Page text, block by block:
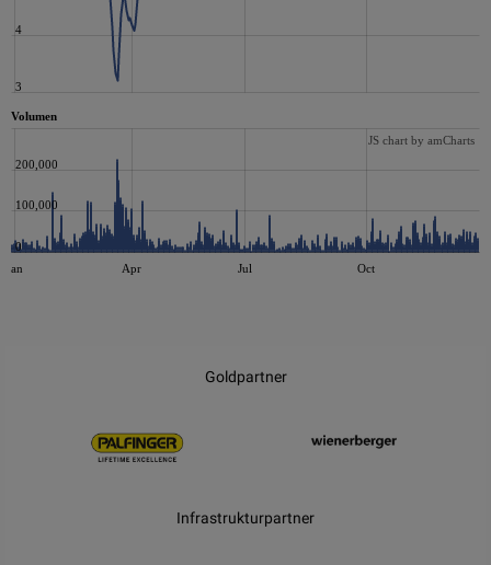
3
4
Volumen
Jan Apr Jul Oct
0
100,000
200,000
JS chart by amCharts
Goldpartner
Infrastrukturpartner